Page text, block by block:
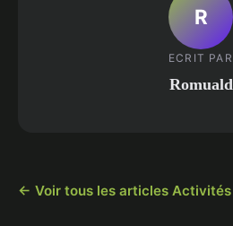
R
ECRIT PAR
Romuald
← Voir tous les articles Activités